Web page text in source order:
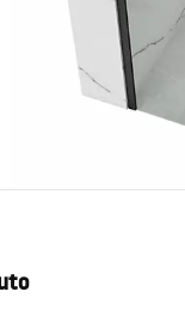
de casa de
casa de banho
de banho